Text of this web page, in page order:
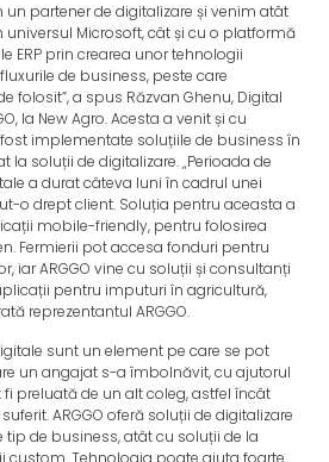
un partener de digitalizare și venim atât
Microsoft, cât și cu o platformă
ERP prin crearea unor tehnologii
de business, peste care
folosit”, a spus Răzvan Ghenu, Digital
la New Agro. Acesta a venit și cu
implementate soluțiile de business în
soluții de digitalizare. „Perioada de
a durat câteva luni în cadrul unei
o drept client. Soluția pentru aceasta a
mobile-friendly, pentru folosirea
Fermierii pot accesa fonduri pentru
iar ARGGO vine cu soluții și consultanți
pentru imputuri în agricultură,
reprezentantul ARGGO.
sunt un element pe care se pot
un angajat s-a îmbolnăvit, cu ajutorul
preluată de un alt coleg, astfel încât
ARGGO oferă soluții de digitalizare
de business, atât cu soluții de la
custom. Tehnologia poate ajuta foarte